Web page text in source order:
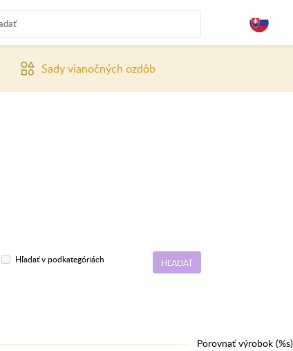
Sady vianočných ozdôb
Hľadať v podkategóriách
Porovnať výrobok (%s)